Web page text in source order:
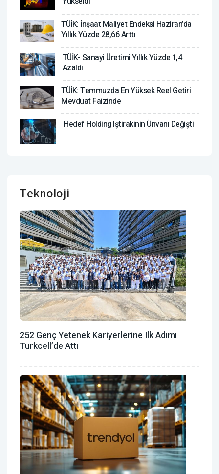
TÜİK: İnşaat Maliyet Endeksi Haziran’da
Yıllık Yüzde 28,66 Arttı
TÜİK- Sanayi Üretimi Yıllık Yüzde 1,4
Azaldı
TÜİK: Temmuzda En Yüksek Reel Getiri
Mevduat Faizinde
Hedef Holding Iştirakinin Ünvanı Değişti
Teknoloji
252 Genç Yetenek Kariyerlerine Ilk Adımı
Turkcell’de Attı